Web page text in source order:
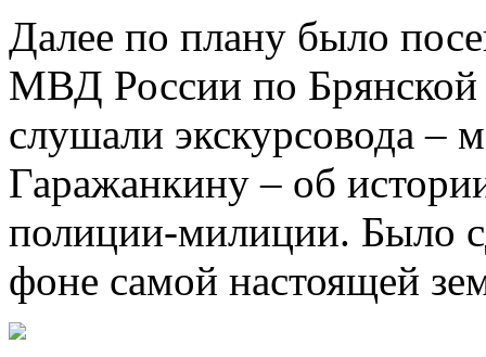
Далее по плану было
МВД России по Брянской
слушали экскурсовода –
Гаражанкину – об
полиции-милиции. Было
фоне самой настоящей